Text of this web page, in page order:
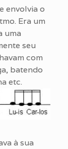
envolvia o
Era um
uma
seu
com
batendo
etc.
à sua